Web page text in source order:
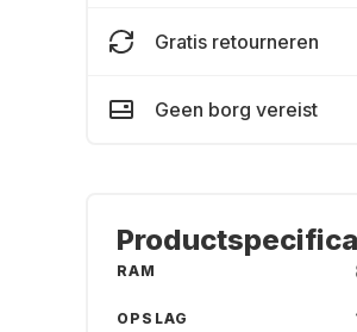
Gratis retourneren
Geen borg vereist
RAM
OPSLAG